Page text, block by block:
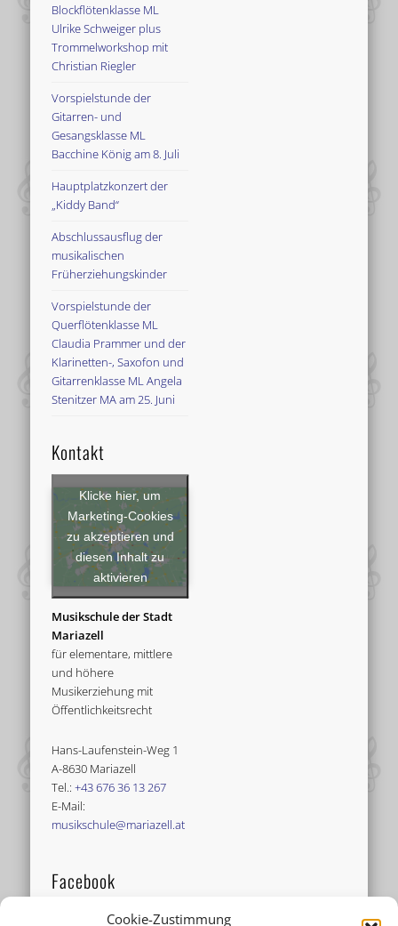
Cookie-Zustimmung
Blockflötenklasse ML
Ulrike Schweiger plus
Trommelworkshop mit
Christian Riegler
Vorspielstunde der
Gitarren- und
Gesangsklasse ML
Bacchine König am 8. Juli
Hauptplatzkonzert der
„Kiddy Band“
Abschlussausflug der
musikalischen
Früherziehungskinder
Vorspielstunde der
Querflötenklasse ML
Claudia Prammer und der
Klarinetten-, Saxofon und
Gitarrenklasse ML Angela
Stenitzer MA am 25. Juni
Kontakt
Klicke hier, um
Marketing-Cookies
zu akzeptieren und
diesen Inhalt zu
aktivieren
Musikschule der Stadt
Mariazell
für elementare, mittlere
und höhere
Musikerziehung mit
Öffentlichkeitsrecht
Hans-Laufenstein-Weg 1
A-8630 Mariazell
Tel.:+43 676 36 13 267
E-Mail:
musikschule@mariazell.at
Facebook